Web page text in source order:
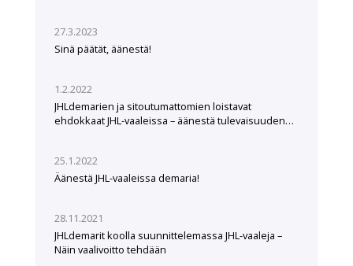
27.3.2023
Sinä päätät, äänestä!
1.2.2022
JHLdemarien ja sitoutumattomien loistavat
ehdokkaat JHL-vaaleissa – äänestä tulevaisuuden
25.1.2022
Äänestä JHL-vaaleissa demaria!
28.11.2021
JHLdemarit koolla suunnittelemassa JHL-vaaleja –
Näin vaalivoitto tehdään